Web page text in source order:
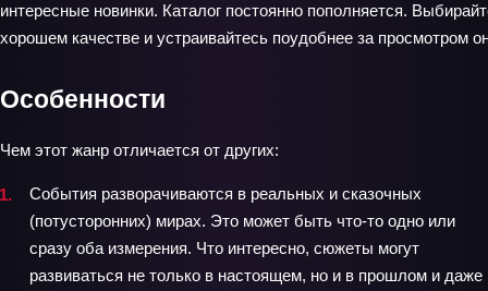
интересные новинки. Каталог постоянно пополняется.
хорошем качестве и устраивайтесь поудобнее за просмотром
Особенности
Чем этот жанр отличается от других:
События разворачиваются в реальных и сказочных
(потусторонних) мирах. Это может быть что-то одно или
сразу оба измерения. Что интересно, сюжеты могут
развиваться не только в настоящем, но и в прошлом и даже